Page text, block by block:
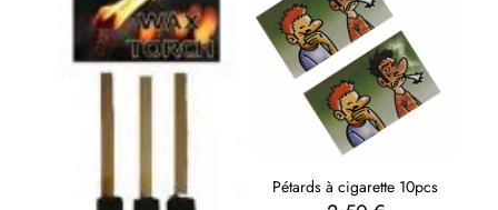
Pétards à cigarette 10pcs